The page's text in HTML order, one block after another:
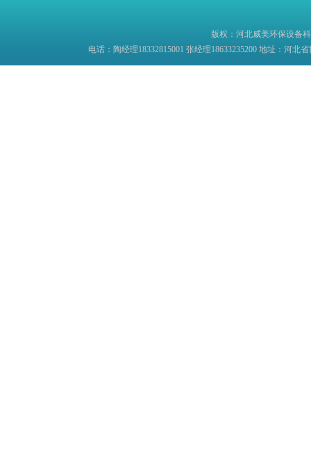
版权：河北威美环保设备
电话：陶经理18332815001 张经理18633235200 地址：河北